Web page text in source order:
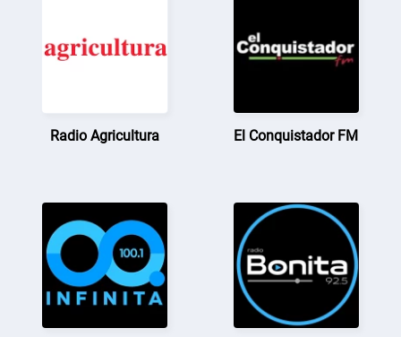
Radio Agricultura El Conquistador FM